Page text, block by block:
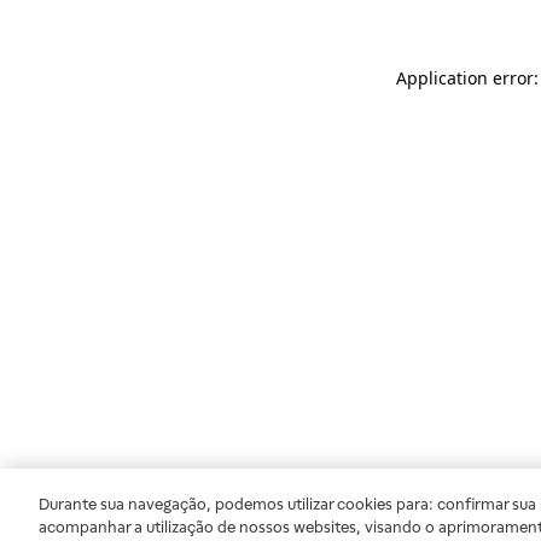
Application
Durante sua navegação, podemos utilizar cookies para: confirmar
acompanhar a utilização de nossos websites, visando o